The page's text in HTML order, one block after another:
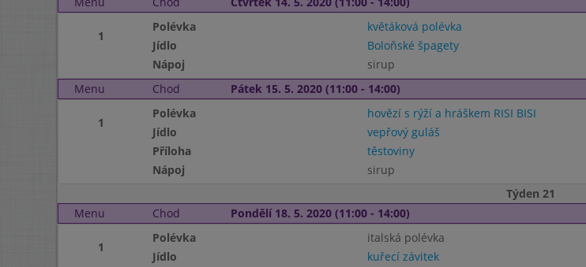
1
Polévka květáková polévka
Jídlo
Boloňské špagety
Nápoj
sirup
Menu
Chod Pátek 15. 5. 2020 (11:00 - 14:00)
1
Polévka hovězí s rýží a hráškem RISI BISI
Jídlo
vepřový guláš
Příloha
těstoviny
Nápoj
sirup
Týden 21
Menu
Chod Pondělí 18. 5. 2020 (11:00 - 14:00)
1
Polévka
italská polévka
Jídlo
kuřecí závitek